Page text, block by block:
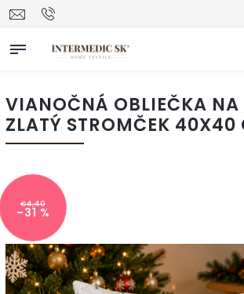
VIANOČNÁ OBLIEČKA NA
ZLATÝ STROMČEK 40X40
€4,40
–31 %